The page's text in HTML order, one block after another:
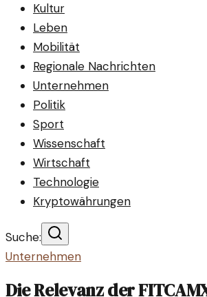
Kultur
Leben
Mobilität
Regionale Nachrichten
Unternehmen
Politik
Sport
Wissenschaft
Wirtschaft
Technologie
Kryptowährungen
Suche:
Unternehmen
Die Relevanz der